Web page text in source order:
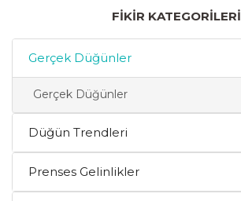
FIKIR KATEGORILERI
Gerçek Düğünler
Gerçek Düğünler
Düğün Trendleri
Prenses Gelinlikler